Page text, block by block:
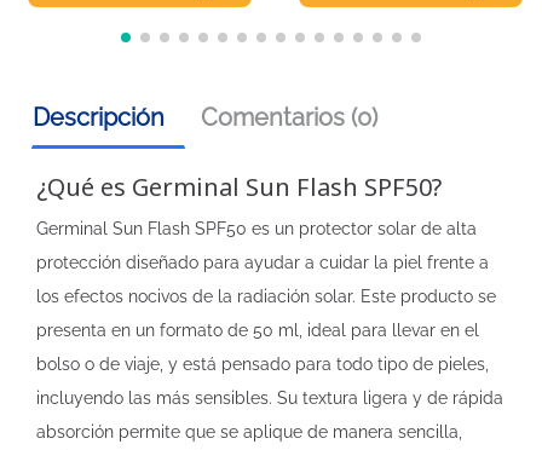
Descripción Comentarios (0)
¿Qué es Germinal Sun Flash SPF50?
Germinal Sun Flash SPF50 es un protector solar de alta
protección diseñado para ayudar a cuidar la piel frente a
los efectos nocivos de la radiación solar. Este producto se
presenta en un formato de 50 ml, ideal para llevar en el
bolso o de viaje, y está pensado para todo tipo de pieles,
incluyendo las más sensibles. Su textura ligera y de rápida
absorción permite que se aplique de manera sencilla,